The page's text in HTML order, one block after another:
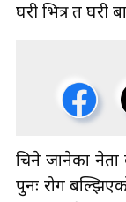
घरी भित्र त घरी
चिने जानेका नेता
पुनः रोग